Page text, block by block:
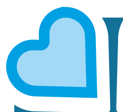
ПЕРМСКАЯ
ГЛАВНАЯ МИТРОПОЛИИ